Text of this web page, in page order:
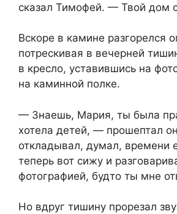
сказал Тимофей. — Твой дом
Вскоре в камине разгорелся
потрескивая в вечерней
в кресло, уставившись на
на каминной полке.
— Знаешь, Мария, ты была
хотела детей, — прошептал
откладывал, думал, времени
теперь вот сижу и
фотографией, будто ты мне
Но вдруг тишину прорезал